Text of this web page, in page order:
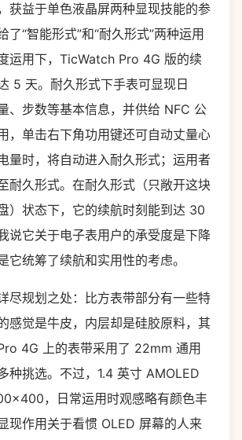
获益于单色液晶屏两种显现技能的参
了“智能形式”和“耐久形式”两种运用
运用下，TicWatch Pro 4G 版的续
5 天。耐久形式下手表可显现日
、步数等基本信息，并供给 NFC 公
，单击右下角功用键还可自动丈量心
量时，将自动进入耐久形式；运用者
耐久形式。在耐久形式（只敞开这块
）状态下，它的续航时刻能到达 30
说它关于电子表用户的承受度是下降
它统筹了续航和实用性的考虑。
尽规划之处：比方表带部分有一些特
感觉是牛皮，内层却是硅胶原料，其
4G 上的表带采用了 22mm 通用
种挑选。不过，1.4 英寸 AMOLED
，日常运用时观感略有颜色丰
现作用关于看惯 OLED 屏幕的人来